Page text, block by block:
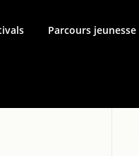
Parcours jeunesse